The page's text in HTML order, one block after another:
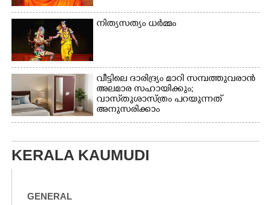
നിത്യസത്യം ധർമ്മം
വീട്ടിലെ ദാരിദ്ര്യം മാറി സമ്പത്തുവരാൻ
അലമാര സഹായിക്കും;
വാസ്‌തുശാസ്ത്രം പറയുന്നത്
അനുസരിക്കാം
KERALA KAUMUDI
GENERAL